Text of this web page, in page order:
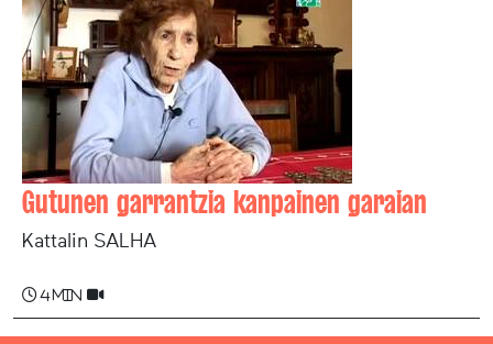
Gutunen garrantzia kanpainen garaian
Kattalin SALHA
4 min